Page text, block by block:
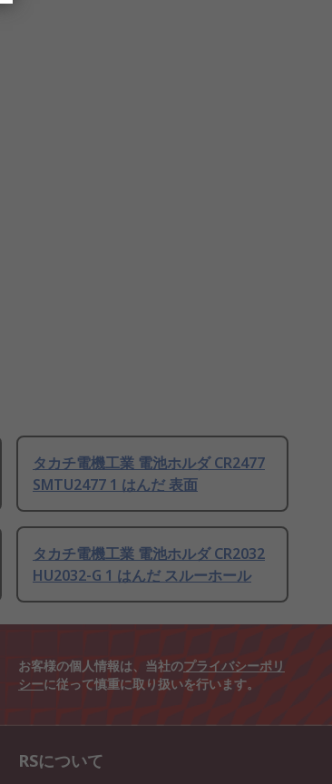
タカチ電機工業 電池ホルダ CR2477
SMTU2477 1 はんだ 表面
タカチ電機工業 電池ホルダ CR2032
HU2032-G 1 はんだ スルーホール
お客様の個人情報は、当社のプライバシーポリ
シーに従って慎重に取り扱いを行います。
RSについて